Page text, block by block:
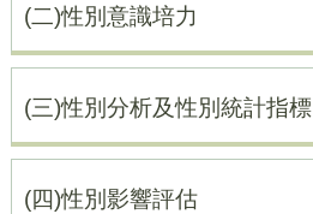
(二)性別意識培力
(三)性別分析及性別統計指標
(四)性別影響評估